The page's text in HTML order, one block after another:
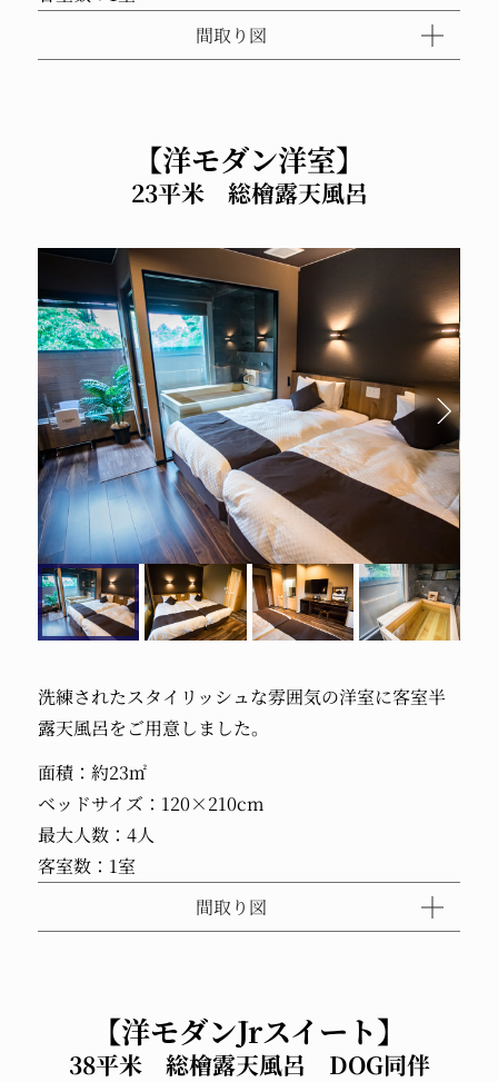
間取り図
【洋モダン洋室】
23平米 総檜露天風呂
洗練されたスタイリッシュな雰囲気の洋室に客室半
露天風呂をご用意しました。
面積：約23㎡
ベッドサイズ：120×210cm
最大人数：4人
客室数：1室
間取り図
【洋モダンJrスイート】
38平米 総檜露天風呂 DOG同伴